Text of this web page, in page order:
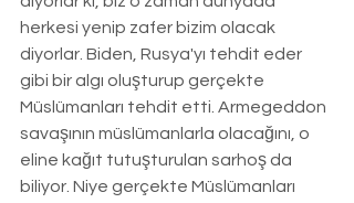
herkesi yenip zafer bizim olacak
diyorlar. Biden, Rusya'yı tehdit eder
gibi bir algı oluşturup gerçekte
Müslümanları tehdit etti. Armegeddon
savaşının müslümanlarla olacağını, o
eline kağıt tutuşturulan sarhoş da
biliyor. Niye gerçekte Müslümanları